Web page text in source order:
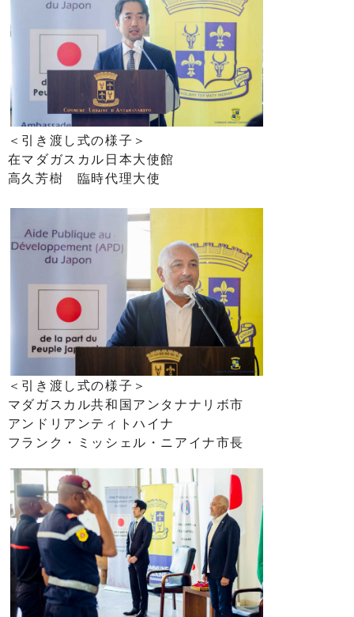
＜引き渡し式の様子＞
在マダガスカル日本大使館
高久芳樹 臨時代理大使
＜引き渡し式の様子＞
マダガスカル共和国アンタナナリボ市
アンドリアンティトハイナ
フランク・ミッシェル・ニアイナ市長